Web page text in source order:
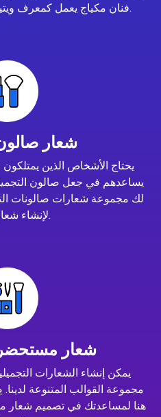
فنان مكياج يعمل كمعرف ويتيح للأشخاص معرفة عملهم.
شعار
يحتاج الأشخاص الذين
يساعدهم في جعل صالون
لك مجموعة شعارات صالونات
لإنشاء شعار لعملك.
شعار
يمكن إنشاء الشعارات
مجموعة القوالب المتنوعة لدينا.
هنا لمساعدتك في تصميم